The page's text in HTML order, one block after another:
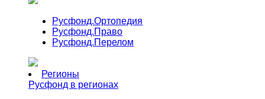
Русфонд.Ортопедия
Русфонд.Право
Русфонд.Перелом
Регионы
Русфонд в регионах